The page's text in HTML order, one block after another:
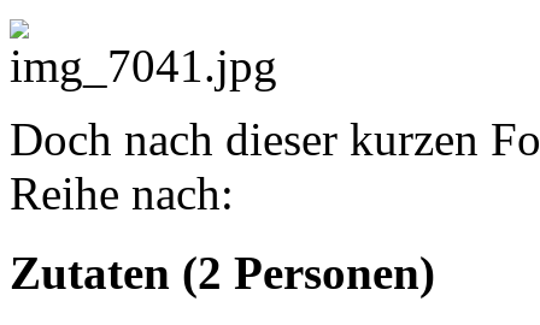
Doch nach dieser kurzen
Reihe nach:
Zutaten (2 Personen)